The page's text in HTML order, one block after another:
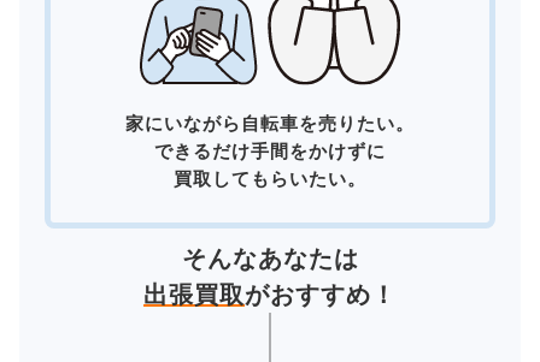
家にいながら自転車を売りたい。
できるだけ手間をかけずに
買取してもらいたい。
そんなあなたは
出張買取がおすすめ！